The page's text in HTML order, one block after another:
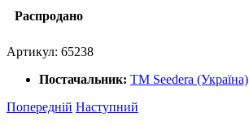
Распродано
Артикул: 65238
Постачальник: ТМ Seedera (Україна)
Попередній Наступний